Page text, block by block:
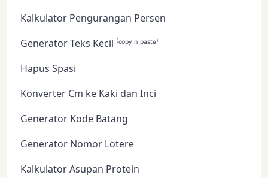
Kalkulator Pengurangan Persen
Generator Teks Kecil ⁽ᶜᵒᵖʸ ⁿ ᵖᵃˢᵗᵉ⁾
Hapus Spasi
Konverter Cm ke Kaki dan Inci
Generator Kode Batang
Generator Nomor Lotere
Kalkulator Asupan Protein